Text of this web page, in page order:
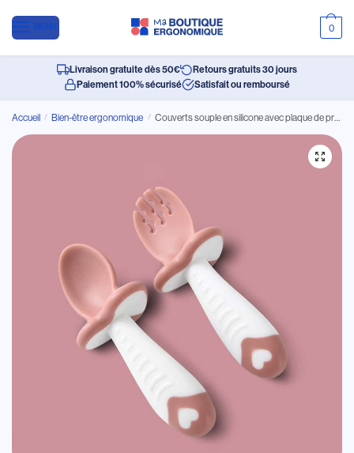
MENU 0
Livraison gratuite dès 50€
Retours gratuits 30 jours
Paiement 100% sécurisé
Satisfait ou remboursé
Accueil / Bien-être ergonomique / Couverts souple en silicone avec plaque de protection